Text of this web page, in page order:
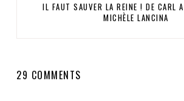
IL FAUT SAUVER LA REINE ! DE CARL
MICHÈLE LANCINA
29 COMMENTS